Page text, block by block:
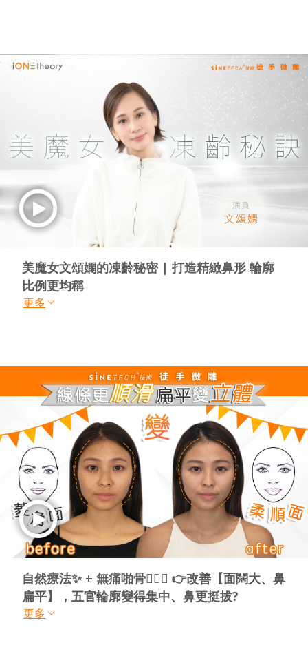
美魔女文頌嫻的凍齡秘密 | 打造精緻鼻形 輪廓
比例更均稱
更多
自然療法✨ + 無痛啪骨💆🏻‍♀️ 👉改善【面闊大、鼻
扁平】，五官輪廓變得集中、鼻更挺拔?
更多